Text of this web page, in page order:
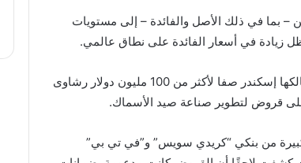
– بما في ذلك الأصل والفائدة – إلى مستويات
تتعلق فضيحة “سندات التونة” باتهامات بدفع شركة “برينفيست” ومالكها إسكندر صفا لأكثر من 100 مليون دولار رشاوى
قروض لتطوير صناعة صيد الأسماك.
للدولة مبالغ كبيرة من بنكي “كريدي سويس” و”في تي بي”